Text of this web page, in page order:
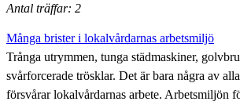
Antal träffar: 2
Många brister i lokalvårdarnas arbetsmiljö
Trånga utrymmen, tunga städmaskiner,
svårforcerade trösklar. Det är bara några av
försvårar lokalvårdarnas arbete. Arbetsmiljön